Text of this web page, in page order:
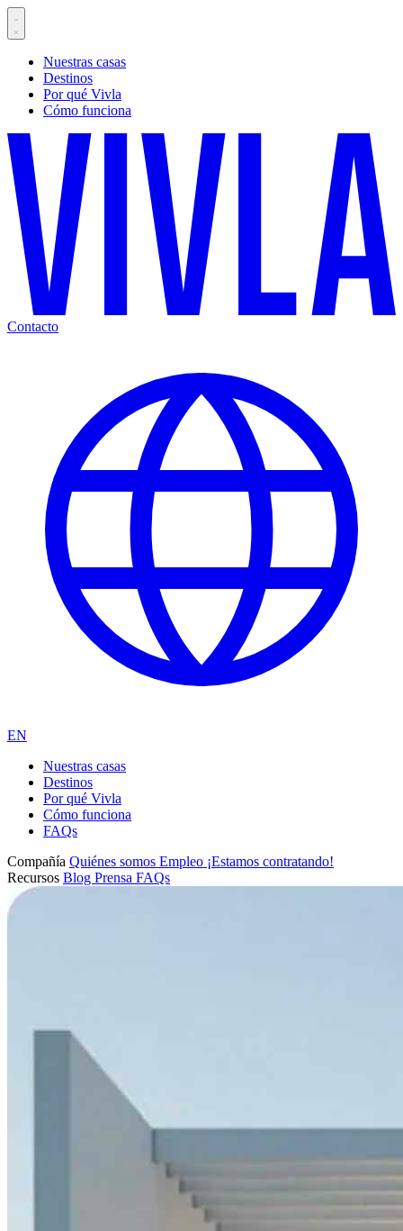
Nuestras casas
Destinos
Por qué Vivla
Cómo funciona
Contacto
EN
Nuestras casas
Destinos
Por qué Vivla
Cómo funciona
FAQs
Compañía Quiénes somos Empleo ¡Estamos contratando!
Recursos Blog Prensa FAQs